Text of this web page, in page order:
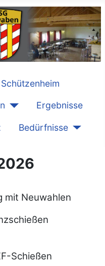
Schützenheim
Ergebnisse
Bedürfnisse
mit Neuwahlen
Schießen